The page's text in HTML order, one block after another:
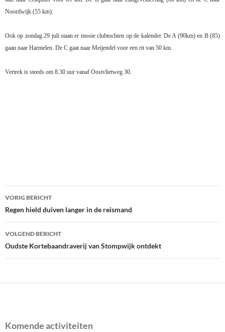
Noordwijk (55 km).
Ook op zondag 29 juli staan er mooie clubtochten op de kalender. De A (90km) en B (85)
gaan naar Harmelen. De C gaat naar Meijendel voor een rit van 50 km.
Vertrek is steeds om 8.30 uur vanaf Oostvlietweg 30.
Bericht
navigatie
VORIG BERICHT
Regen hield duiven langer in de reismand
VOLGEND BERICHT
Oudste Kortebaandraverij van Stompwijk ontdekt
Komende activiteiten